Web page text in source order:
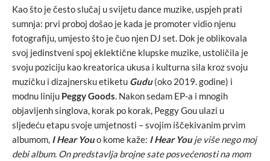
Kao što je često slučaj u svijetu dance muzike, uspjeh prati
sumnja: prvi proboj došao je kada je promoter vidio njenu
fotografiju, umjesto što je čuo njen DJ set. Dok je oblikovala
svoj jedinstveni spoj eklektične klupske muzike, ustoličila je
svoju poziciju kao kreatorica ukusa i kulturna sila kroz svoju
muzičku i dizajnersku etiketu Gudu(oko 2019. godine) i
modnu liniju Peggy Goods. Nakon sedam EP-a i mnogih
objavljenh singlova, korak po korak, Peggy Gou ulazi u
sljedeću etapu svoje umjetnosti – svojim iščekivanim prvim
albumom, I Hear Youo kome kaže: I Hear You je više nego moj
debi album. On predstavlja brojne sate posvećenosti na mom